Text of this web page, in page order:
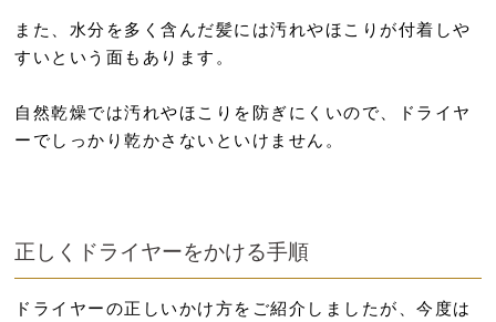
また、水分を多く含んだ髪には汚れやほこりが付着しや
すいという面もあります。
自然乾燥では汚れやほこりを防ぎにくいので、ドライヤ
ーでしっかり乾かさないといけません。
正しくドライヤーをかける手順
ドライヤーの正しいかけ方をご紹介しましたが、今度は